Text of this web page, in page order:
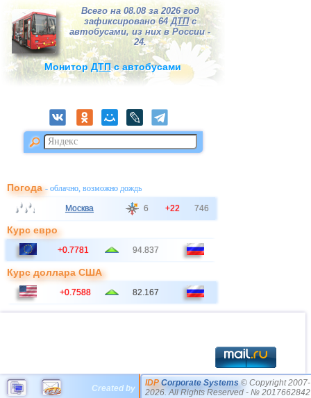
Всего на 08.08 за 2026 год
зафиксировано 64ДТПс
автобусами, из них в России -
24.
Монитор ДТПс автобусами
Погода- облачно, возможно дождь
Москва 6 +22 746
Курс евро
+0.7781 94.837
Курс доллара США
+0.7588 82.167
Created by
IDP Corporate Systems © Copyright 2007-
2026. All Rights Reserved - № 2017662842